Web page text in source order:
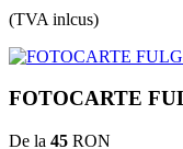
(TVA inlcus)
FOTOCARTE
De la 45 RON